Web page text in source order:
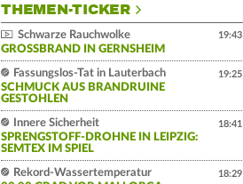
THEMEN-TICKER
Schwarze Rauchwolke
GROSSBRAND IN GERNSHEIM
19:43
Fassungslos-Tat in Lauterbach
SCHMUCK AUS BRANDRUINE
GESTOHLEN
19:25
Innere Sicherheit
SPRENGSTOFF-DROHNE IN LEIPZIG:
SEMTEX IM SPIEL
18:41
Rekord-Wassertemperatur
18:29